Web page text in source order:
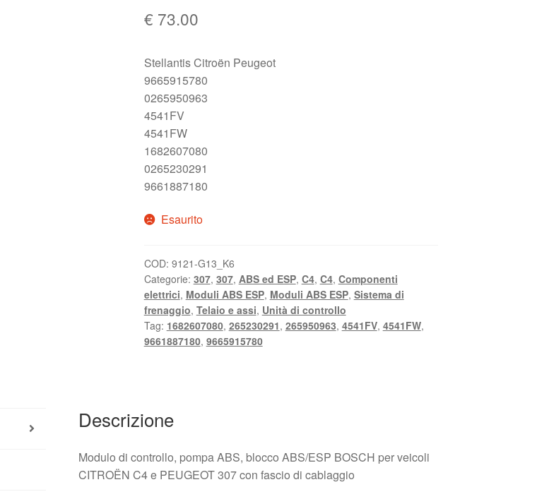
€ 73.00
Stellantis Citroën Peugeot
9665915780
0265950963
4541FV
4541FW
1682607080
0265230291
9661887180
Esaurito
COD: 9121-G13_K6
Categorie: 307, 307, ABS ed ESP, C4, C4, Componenti
elettrici, Moduli ABS ESP, Moduli ABS ESP, Sistema di
frenaggio, Telaio e assi, Unità di controllo
Tag: 1682607080, 265230291, 265950963, 4541FV, 4541FW,
9661887180, 9665915780
Descrizione
Modulo di controllo, pompa ABS, blocco ABS/ESP BOSCH per veicoli
CITROËN C4 e PEUGEOT 307 con fascio di cablaggio